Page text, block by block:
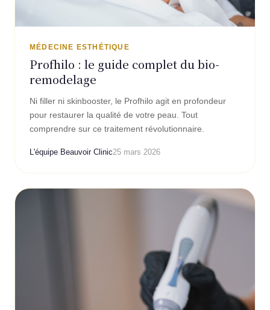
MÉDECINE ESTHÉTIQUE
Profhilo : le guide complet du bio-
remodelage
Ni filler ni skinbooster, le Profhilo agit en profondeur
pour restaurer la qualité de votre peau. Tout
comprendre sur ce traitement révolutionnaire.
L'équipe Beauvoir Clinic25 mars 2026